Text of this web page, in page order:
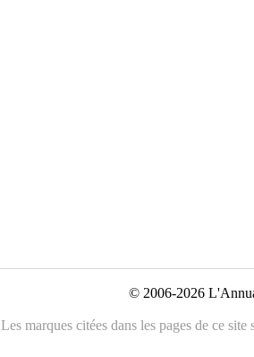
© 2006-2026
Les marques citées dans les pages de ce